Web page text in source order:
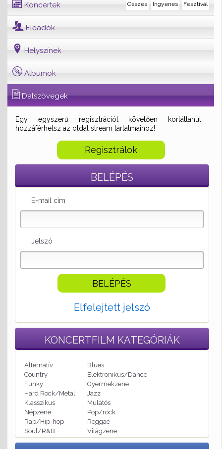
Koncertek Fesztivál
Ingyenes
Összes
Előadók
Helyszínek
Albumok
Dalszövegek
Egy egyszerű regisztrációt követően korlátlanul
hozzáférhetsz az oldal stream tartalmaihoz!
Regisztrálok
BELÉPÉS
E-mail cím
Jelszó
Elfelejtett jelszó
KONCERTFILM KATEGÓRIÁK
Alternatív
Blues
Country
Elektronikus/Dance
Funky
Gyermekzene
Hard Rock/Metal
Jazz
Klasszikus
Mulatós
Népzene
Pop/rock
Rap/Hip-hop
Reggae
Soul/R&B
Világzene